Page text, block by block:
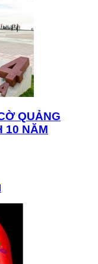
QUẢNG
10 NĂM